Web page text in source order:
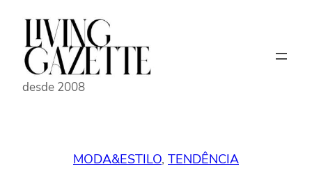
Pular
conteúdo
desde 2008
MODA&ESTILO, TENDÊNCIA